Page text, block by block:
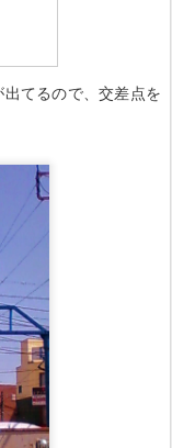
てるので、交差点を